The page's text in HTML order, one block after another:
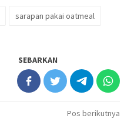
sarapan pakai oatmeal
SEBARKAN
Pos berikutnya